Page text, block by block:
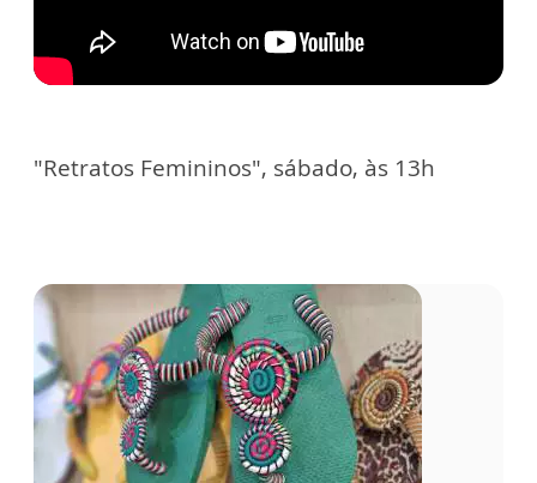
"Retratos Femininos", sábado, às 13h